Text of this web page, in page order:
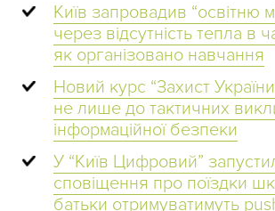
Київ запровадив “освітню
через відсутність тепла в
як організовано навчання
Новий курс “Захист
не лише до тактичних
інформаційної безпеки
У “Київ Цифровий”
сповіщення про поїздки
батьки отримуватимуть